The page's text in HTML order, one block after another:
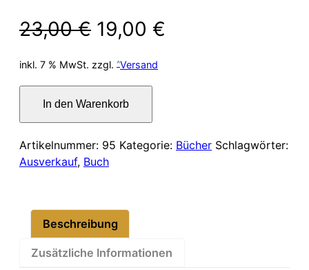
23,00€ Ursprünglicher
Preis
war:
23,00 €
19,00 €
inkl. 7 % MwSt. zzgl. Versand
Marie
von
Clausewitz
In den Warenkorb
Artikelnummer: 95 Kategorie: Bücher Schlagwörter:
Ausverkauf, Buch
Beschreibung
Zusätzliche Informationen